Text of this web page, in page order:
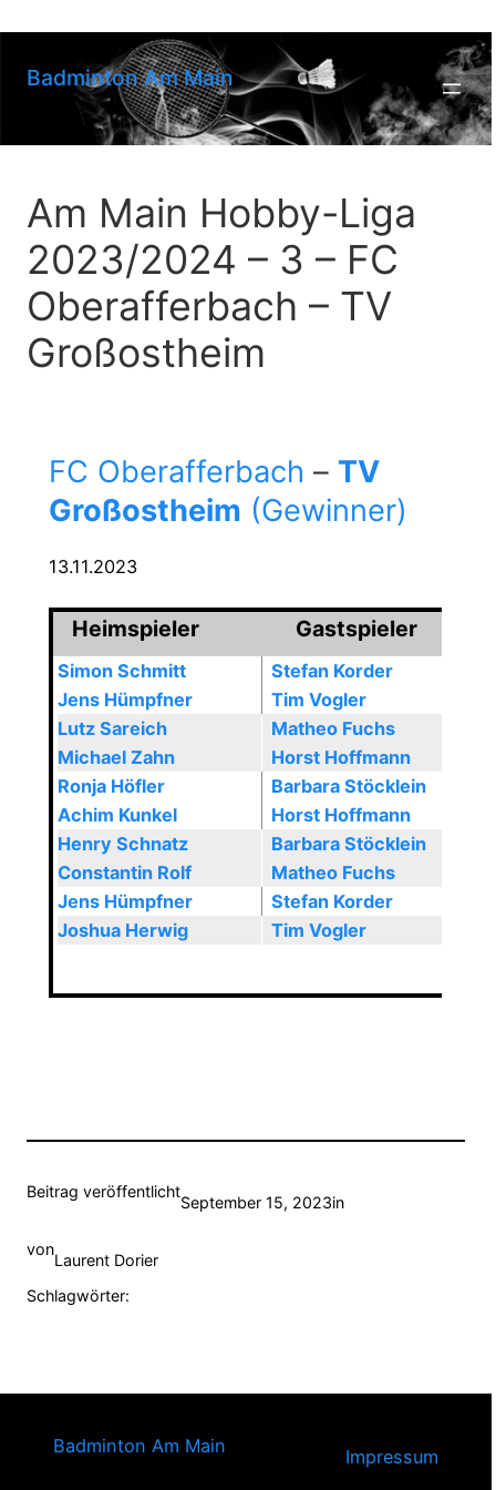
springen
Badminton Am Main
Am Main Hobby-Liga
2023/2024 – 3 – FC
Oberafferbach – TV
Großostheim
FC Oberafferbach – TV
Großostheim (Gewinner)
13.11.2023
Heimspieler Gastspieler
Simon Schmitt
Jens Hümpfner
Stefan Korder
Tim Vogler
Lutz Sareich
Michael Zahn
Matheo Fuchs
Horst Hoffmann
Ronja Höfler
Achim Kunkel
Barbara Stöcklein
Horst Hoffmann
Henry Schnatz
Constantin Rolf
Barbara Stöcklein
Matheo Fuchs
Jens Hümpfner
Stefan Korder
Joshua Herwig
Tim Vogler
Beitrag veröffentlicht
September 15, 2023in
von
Laurent Dorier
Schlagwörter:
Badminton Am Main Impressum